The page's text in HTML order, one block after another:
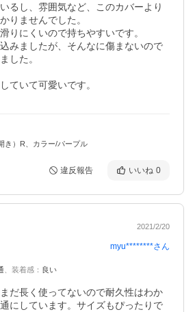
るし、雰囲気など、このカバーより
りませんでした。
りにくいので持ちやすいです。
みましたが、そんなに傷まないので
した。
ていて可愛いです。
き）R、カラー/パープル
違反報告 いいね 0
2021/2/20
myu********さん
装着感 ： 良い
だ長く使ってないので耐久性はわか
にしています。サイズもぴったりで